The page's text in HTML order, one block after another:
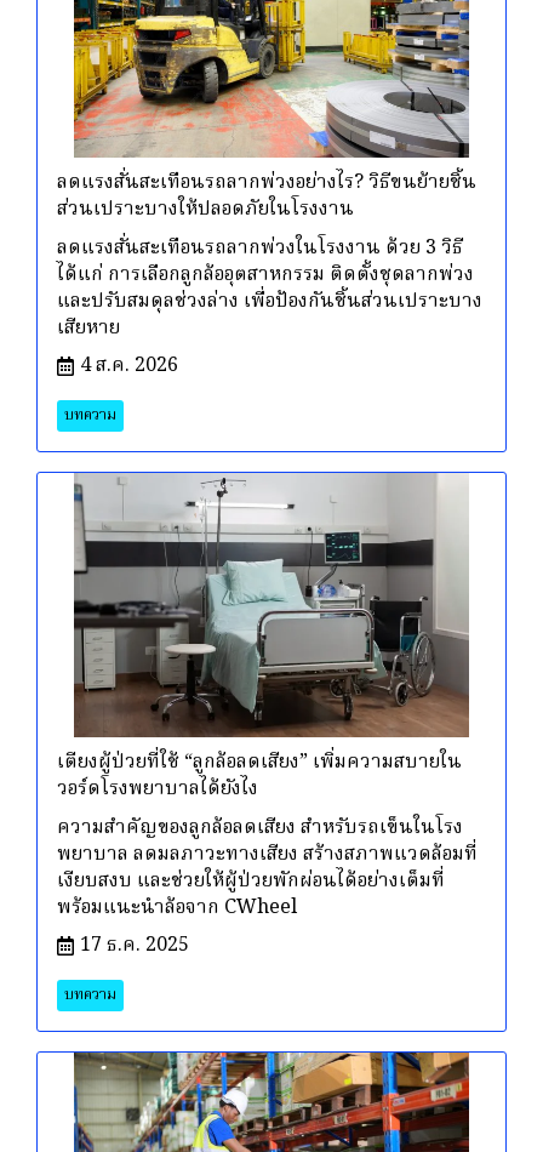
ลดแรงสั่นสะเทือนรถลากพ่วงอย่างไร? วิธีขนย้ายชิ้น
ส่วนเปราะบางให้ปลอดภัยในโรงงาน
ลดแรงสั่นสะเทือนรถลากพ่วงในโรงงาน ด้วย 3 วิธี
ได้แก่ การเลือกลูกล้ออุตสาหกรรม ติดตั้งชุดลากพ่วง
และปรับสมดุลช่วงล่าง เพื่อป้องกันชิ้นส่วนเปราะบาง
เสียหาย
4 ส.ค. 2026
บทความ
เตียงผู้ป่วยที่ใช้ “ลูกล้อลดเสียง” เพิ่มความสบายใน
วอร์ดโรงพยาบาลได้ยังไง
ความสำคัญของลูกล้อลดเสียง สำหรับรถเข็นในโรง
พยาบาล ลดมลภาวะทางเสียง สร้างสภาพแวดล้อมที่
เงียบสงบ และช่วยให้ผู้ป่วยพักผ่อนได้อย่างเต็มที่
พร้อมแนะนำล้อจาก CWheel
17 ธ.ค. 2025
บทความ